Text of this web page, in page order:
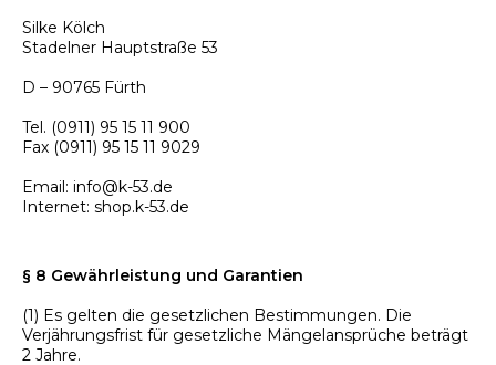
Silke Kölch
Stadelner Hauptstraße 53
D – 90765 Fürth
Tel. (0911) 95 15 11 900
Fax (0911) 95 15 11 9029
Email: info@k-53.de
Internet: shop.k-53.de
§ 8 Gewährleistung und Garantien
(1) Es gelten die gesetzlichen Bestimmungen. Die
Verjährungsfrist für gesetzliche Mängelansprüche beträgt
2 Jahre.